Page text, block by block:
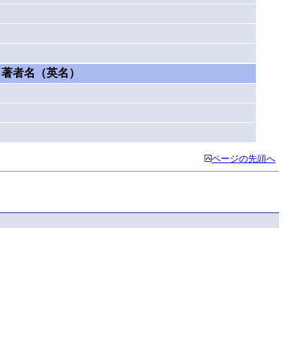
著者名（英名）
ページの先頭へ